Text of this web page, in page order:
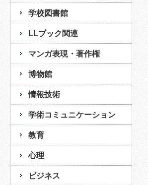
学校図書館
LLブック関連
マンガ表現・著作権
博物館
情報技術
学術コミュニケーション
教育
心理
ビジネス